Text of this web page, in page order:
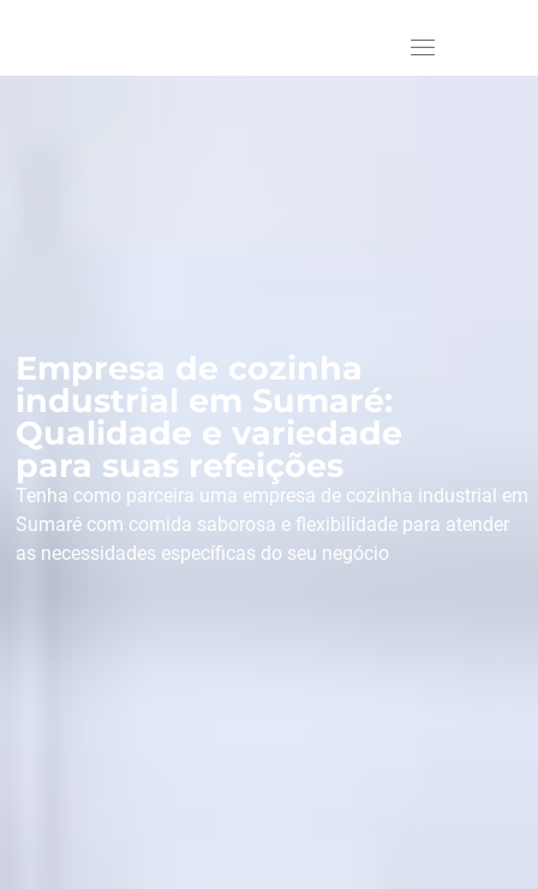
Empresa de cozinha
industrial em Sumaré:
Qualidade e variedade
para suas refeições
Tenha como parceira uma empresa de cozinha industrial em
Sumaré com comida saborosa e flexibilidade para atender
as necessidades específicas do seu negócio